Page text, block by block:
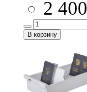
2 400